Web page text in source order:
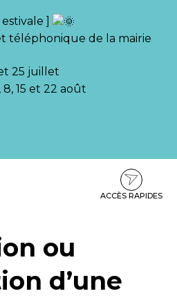
]
téléphonique de la mairie
25 juillet
8, 15 et 22 août
ACCÈS RAPIDES
ou
d’une